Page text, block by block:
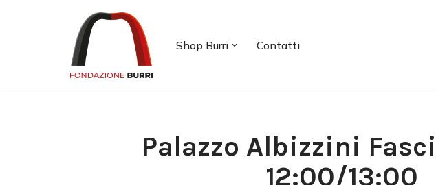
Shop Burri Contatti
Palazzo Albizzini
12:00/13:00